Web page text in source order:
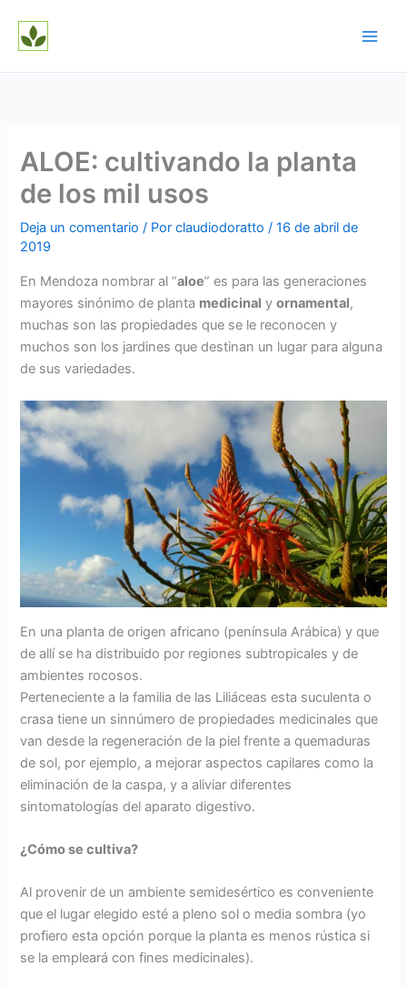
contenido
ALOE: cultivando la planta
de los mil usos
Deja un comentario / Porclaudiodoratto/16 de abril de
2019
En Mendoza nombrar al “aloe” es para las generaciones
mayores sinónimo de planta medicinal yornamental,
muchas son las propiedades que se le reconocen y
muchos son los jardines que destinan un lugar para alguna
de sus variedades.
En una planta de origen africano (península Arábica) y que
de allí se ha distribuido por regiones subtropicales y de
ambientes rocosos.
Perteneciente a la familia de las Liliáceas esta suculenta o
crasa tiene un sinnúmero de propiedades medicinales que
van desde la regeneración de la piel frente a quemaduras
de sol, por ejemplo, a mejorar aspectos capilares como la
eliminación de la caspa, y a aliviar diferentes
sintomatologías del aparato digestivo.
¿Cómo se cultiva?
Al provenir de un ambiente semidesértico es conveniente
que el lugar elegido esté a pleno sol o media sombra (yo
profiero esta opción porque la planta es menos rústica si
se la empleará con fines medicinales).